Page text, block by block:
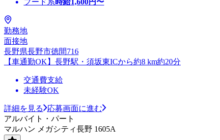
勤務地
面接地
長野県長野市徳間716
【車通勤OK】長野駅・須坂東ICから約8 km約20分
交通費支給
未経験OK
詳細を見る
応募画面に進む
アルバイト・パート
マルハン メガシティ長野 1605A